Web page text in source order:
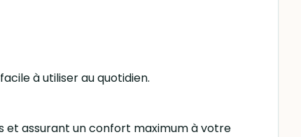
à utiliser au quotidien.
et assurant un confort maximum à votre